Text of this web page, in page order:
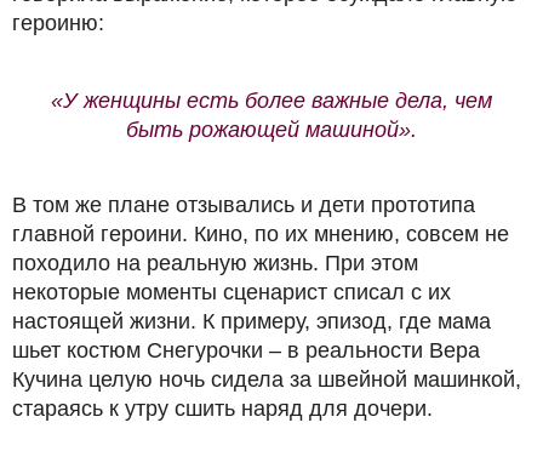
героиню:
«У женщины есть более важные дела, чем
быть рожающей машиной».
В том же плане отзывались и дети прототипа
главной героини. Кино, по их мнению, совсем не
походило на реальную жизнь. При этом
некоторые моменты сценарист списал с их
настоящей жизни. К примеру, эпизод, где мама
шьет костюм Снегурочки – в реальности Вера
Кучина целую ночь сидела за швейной машинкой,
стараясь к утру сшить наряд для дочери.